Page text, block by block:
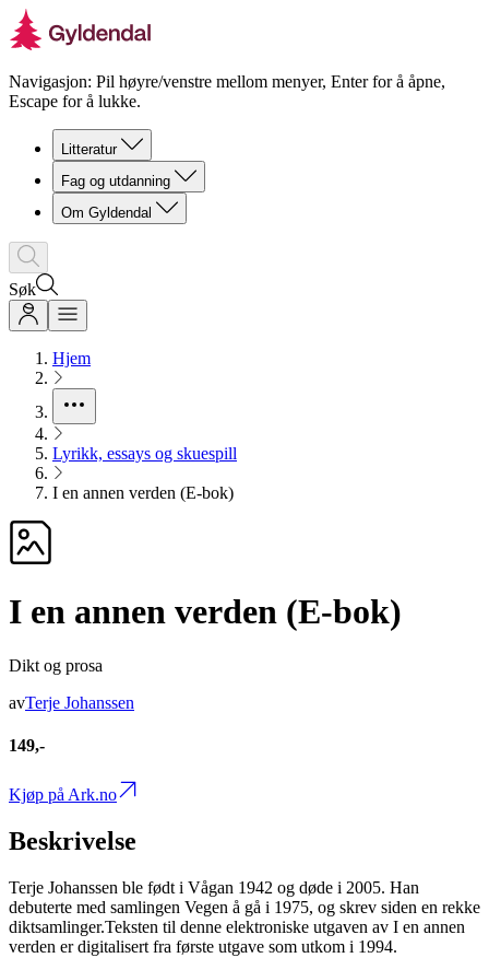
Navigasjon: Pil høyre/venstre mellom menyer, Enter for å åpne,
Escape for å lukke.
Litteratur
Fag og utdanning
Om Gyldendal
Søk
Hjem
Lyrikk, essays og skuespill
I en annen verden (E-bok)
I en annen verden (E-bok)
Dikt og prosa
avTerje Johanssen
149,-
Kjøp på Ark.no
Beskrivelse
Terje Johanssen ble født i Vågan 1942 og døde i 2005. Han
debuterte med samlingen Vegen å gå i 1975, og skrev siden en rekke
diktsamlinger.Teksten til denne elektroniske utgaven av I en annen
verden er digitalisert fra første utgave som utkom i 1994.